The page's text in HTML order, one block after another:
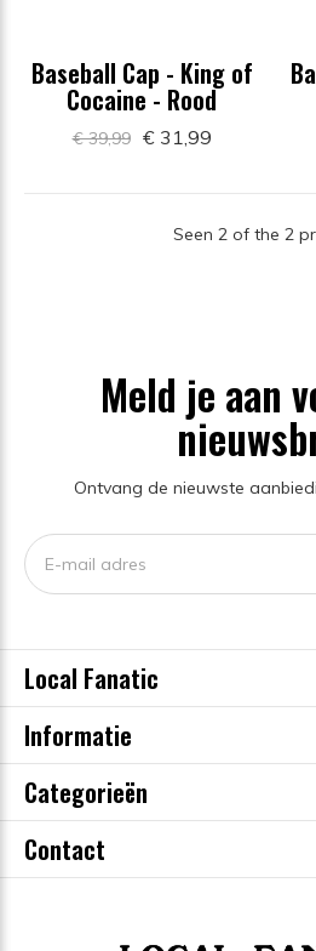
Baseball Cap - King of
Cocaine - Rood
€ 39,99 € 31,99
Seen 2 of the 2
Meld je aan
Ontvang de nieuwste
Local Fanatic
Informatie
Categorieën
Contact